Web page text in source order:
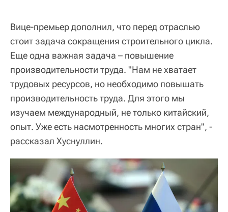
Вице-премьер дополнил, что перед отраслью
стоит задача сокращения строительного цикла.
Еще одна важная задача – повышение
производительности труда. "Нам не хватает
трудовых ресурсов, но необходимо повышать
производительность труда. Для этого мы
изучаем международный, не только китайский,
опыт. Уже есть насмотренность многих стран", -
рассказал Хуснуллин.